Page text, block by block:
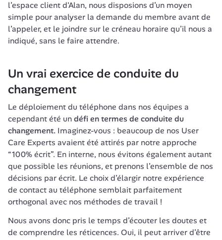
l’espace client d'Alan, nous disposions d’un moyen
simple pour analyser la demande du membre avant de
l’appeler, et le joindre sur le créneau horaire qu’il nous a
Un vrai exercice de conduite du
changement
Le déploiement du téléphone dans nos équipes a
cependant été un défi en termes de conduite du
changement. Imaginez-vous : beaucoup de nos User
Care Experts avaient été attirés par notre approche
“100% écrit”. En interne, nous évitons également autant
que possible les réunions, et prenons l’ensemble de nos
décisions par écrit. Le choix d’élargir notre expérience
de contact au téléphone semblait parfaitement
orthogonal avec nos méthodes de travail !
Nous avons donc pris le temps d’écouter les doutes et
de comprendre les réticences. Oui, il peut arriver d’être